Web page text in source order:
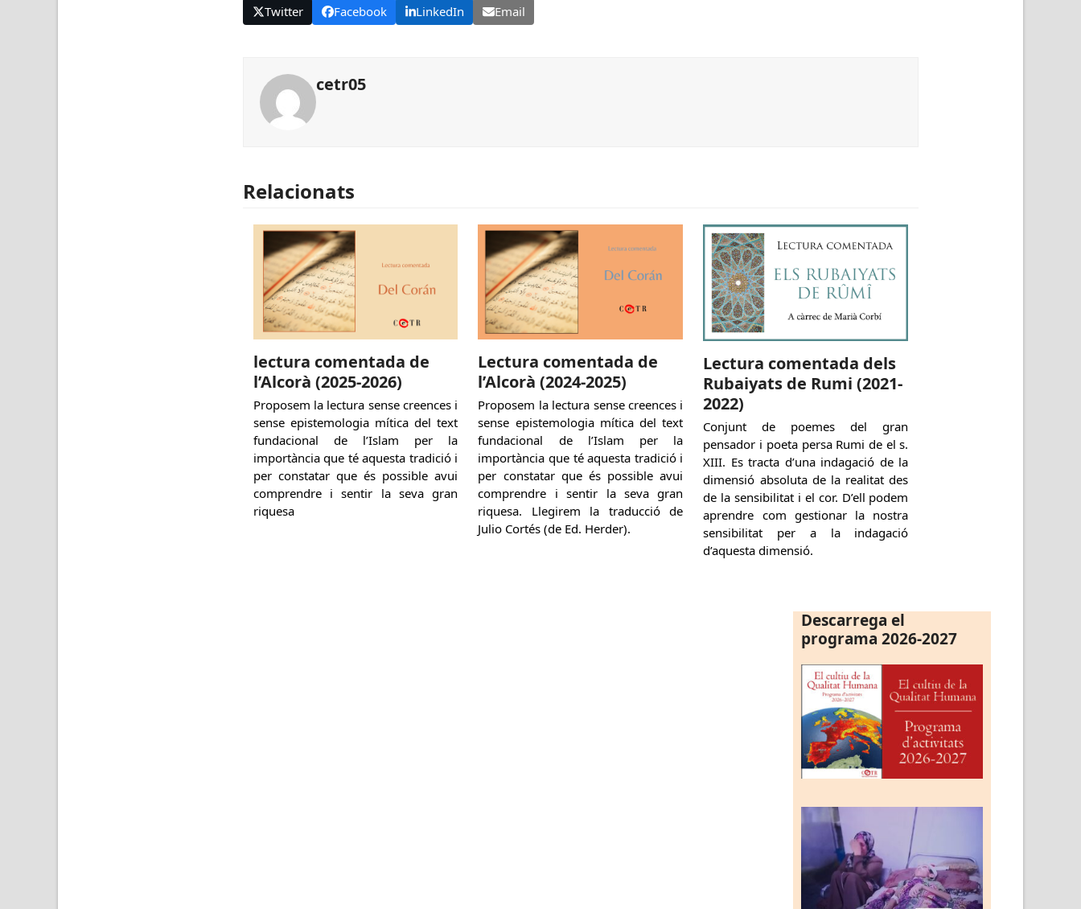
Twitter Facebook LinkedIn Email
cetr05
Relacionats
lectura comentada de
l’Alcorà (2025-2026)
Proposem la lectura sense creences i
sense epistemologia mítica del text
fundacional de l’Islam per la
importància que té aquesta tradició i
per constatar que és possible avui
comprendre i sentir la seva gran
riquesa
Lectura comentada de
l’Alcorà (2024-2025)
Proposem la lectura sense creences i
sense epistemologia mítica del text
fundacional de l’Islam per la
importància que té aquesta tradició i
per constatar que és possible avui
comprendre i sentir la seva gran
riquesa. Llegirem la traducció de
Julio Cortés (de Ed. Herder).
Lectura comentada dels
Rubaiyats de Rumi (2021-
2022)
Conjunt de poemes del gran
pensador i poeta persa Rumi de el s.
XIII. Es tracta d’una indagació de la
dimensió absoluta de la realitat des
de la sensibilitat i el cor. D’ell podem
aprendre com gestionar la nostra
sensibilitat per a la indagació
d’aquesta dimensió.
Descarrega el
programa 2026-2027